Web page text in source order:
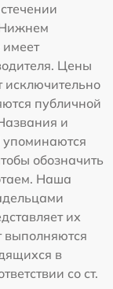
имеет
Цены
исключительно
публичной
и
упоминаются
обозначить
Наша
их
выполняются
в
со ст.